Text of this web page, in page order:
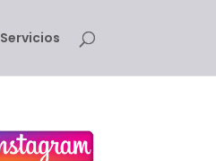
Servicios